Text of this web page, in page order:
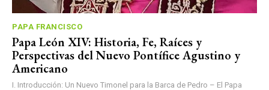
PAPA FRANCISCO
Papa León XIV: Historia, Fe, Raíces y
Perspectivas del Nuevo Pontífice Agustino y
Americano
I. Introducción: Un Nuevo Timonel para la Barca de Pedro – El Papa